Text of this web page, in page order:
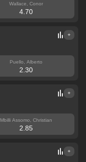
Wallace, Conor
4.70
+
Puello, Alberto
2.30
+
Mbilli Assomo, Christian
2.85
+